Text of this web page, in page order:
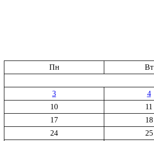
Пн
Вт
3
4
10
11
17
18
24
25